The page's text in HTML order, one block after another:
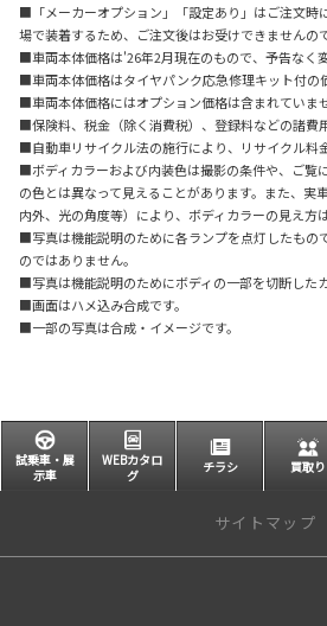
■「メーカーオプション」「設定あり」はご注文時
場で装着するため、ご注文後はお受けできませんの
■車両本体価格は'26年2月現在のもので、予告なく
■車両本体価格はタイヤパンク応急修理キット付の
■車両本体価格にはオプション価格は含まれていませ
■保険料、税金（除く消費税）、登録料などの諸費
■自動車リサイクル法の施行により、リサイクル料
■ボディカラーおよび内装色は撮影の条件や、ご覧
の色とは異なって見えることがあります。また、実
内外、光の角度等）により、ボディカラーの見え方
■写真は機能説明のために各ランプを点灯したもの
のではありません。
■写真は機能説明のためにボディの一部を切断した
■画面はハメ込み合成です。
■一部の写真は合成・イメージです。
試乗車・展
示車
WEBカタロ
グ
チラシ 買取り
サイトマップ